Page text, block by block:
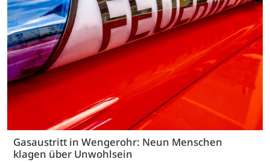
Gasaustritt in Wengerohr: Neun Menschen
klagen über Unwohlsein